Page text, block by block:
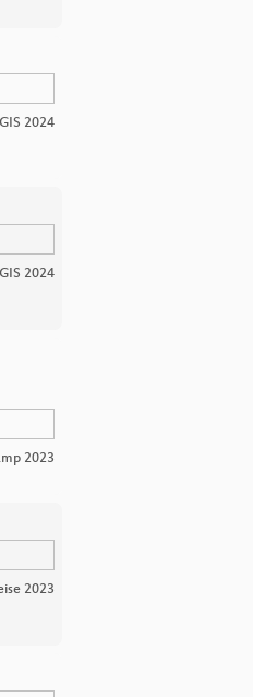
2024
2024
2023
2023